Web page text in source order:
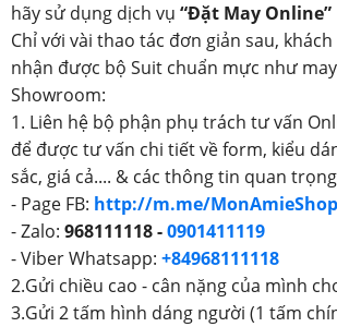
hãy sử dụng dịch vụ “Đặt May Online”
Chỉ với vài thao tác đơn giản sau,
nhận được bộ Suit chuẩn mực như
Showroom:
1. Liên hệ bộ phận phụ trách tư vấn
để được tư vấn chi tiết về form, kiểu
sắc, giá cả.... & các thông tin quan
- Page FB: http://m.me/MonAmieShop
- Zalo: 968111118 -0901411119
- Viber Whatsapp: +84968111118
2.Gửi chiều cao - cân nặng của mình
3.Gửi 2 tấm hình dáng người (1 tấm